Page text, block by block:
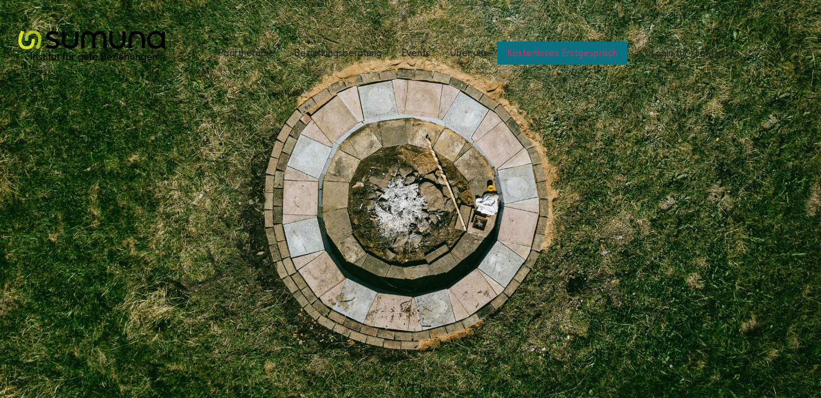
Cookie-Zustimmung verwalten
Paartherapie Beziehungsberatung Events Über uns Kostenloses Erstgespräch Login für Klient:innen